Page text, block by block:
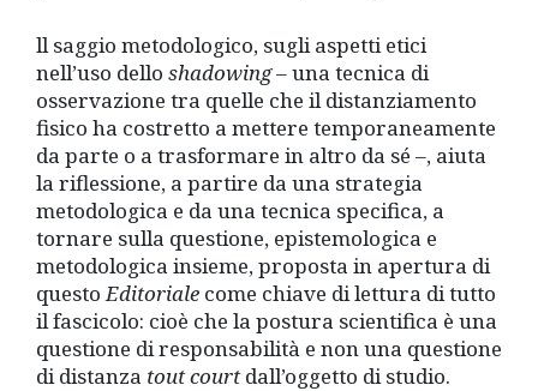
ll saggio metodologico, sugli aspetti etici
nell’uso dello shadowing– una tecnica di
osservazione tra quelle che il distanziamento
fisico ha costretto a mettere temporaneamente
da parte o a trasformare in altro da sé –, aiuta
la riflessione, a partire da una strategia
metodologica e da una tecnica specifica, a
tornare sulla questione, epistemologica e
metodologica insieme, proposta in apertura di
questo Editoriale come chiave di lettura di tutto
il fascicolo: cioè che la postura scientifica è una
questione di responsabilità e non una questione
di distanza tout courtdall’oggetto di studio.